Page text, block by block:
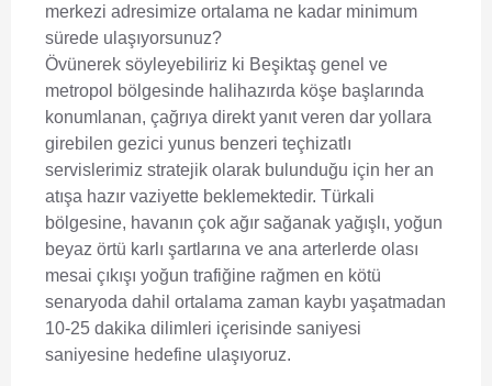
merkezi adresimize ortalama ne kadar minimum
sürede ulaşıyorsunuz?
Övünerek söyleyebiliriz ki Beşiktaş genel ve
metropol bölgesinde halihazırda köşe başlarında
konumlanan, çağrıya direkt yanıt veren dar yollara
girebilen gezici yunus benzeri teçhizatlı
servislerimiz stratejik olarak bulunduğu için her an
atışa hazır vaziyette beklemektedir. Türkali
bölgesine, havanın çok ağır sağanak yağışlı, yoğun
beyaz örtü karlı şartlarına ve ana arterlerde olası
mesai çıkışı yoğun trafiğine rağmen en kötü
senaryoda dahil ortalama zaman kaybı yaşatmadan
10-25 dakika dilimleri içerisinde saniyesi
saniyesine hedefine ulaşıyoruz.